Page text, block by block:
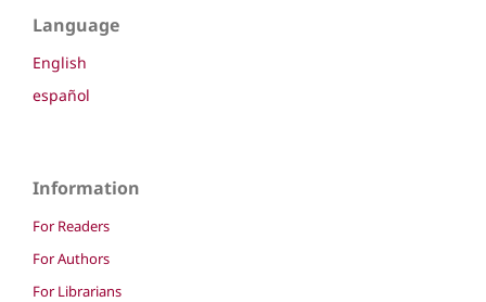
Language
English
español
Information
For Readers
For Authors
For Librarians